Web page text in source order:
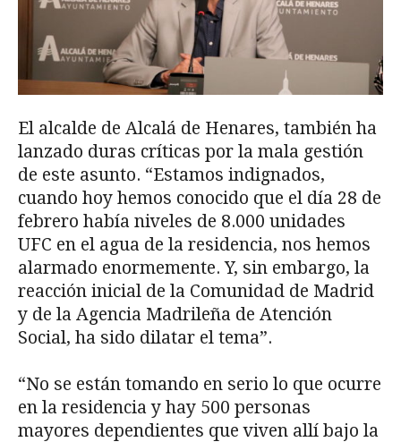
El alcalde de Alcalá de Henares, también ha
lanzado duras críticas por la mala gestión
de este asunto. “Estamos indignados,
cuando hoy hemos conocido que el día 28 de
febrero había niveles de 8.000 unidades
UFC en el agua de la residencia, nos hemos
alarmado enormemente. Y, sin embargo, la
reacción inicial de la Comunidad de Madrid
y de la Agencia Madrileña de Atención
Social, ha sido dilatar el tema”.
“No se están tomando en serio lo que ocurre
en la residencia y hay 500 personas
mayores dependientes que viven allí bajo la